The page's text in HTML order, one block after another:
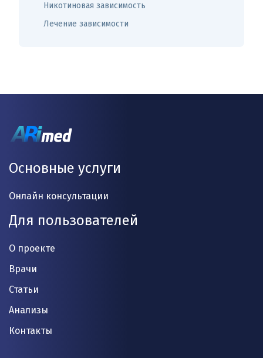
Никотиновая зависимость
Лечение зависимости
Основные услуги
Онлайн консультации
Для пользователей
О проекте
Врачи
Статьи
Анализы
Контакты